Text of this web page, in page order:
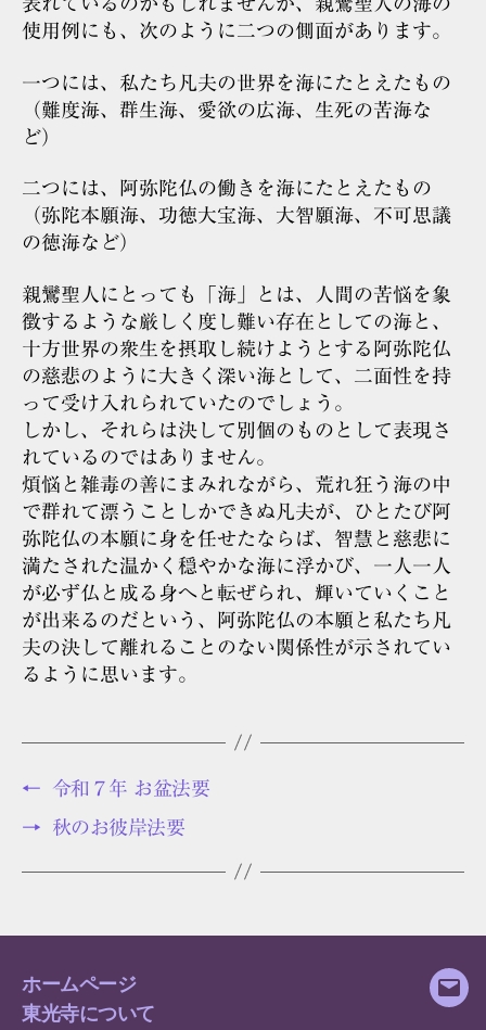
使用例にも、次のように二つの側面があります。
一つには、私たち凡夫の世界を海にたとえたもの
（難度海、群生海、愛欲の広海、生死の苦海な
ど）
二つには、阿弥陀仏の働きを海にたとえたもの
（弥陀本願海、功徳大宝海、大智願海、不可思議
の徳海など）
親鸞聖人にとっても「海」とは、人間の苦悩を象
徴するような厳しく度し難い存在としての海と、
十方世界の衆生を摂取し続けようとする阿弥陀仏
の慈悲のように大きく深い海として、二面性を持
って受け入れられていたのでしょう。
しかし、それらは決して別個のものとして表現さ
れているのではありません。
煩悩と雑毒の善にまみれながら、荒れ狂う海の中
で群れて漂うことしかできぬ凡夫が、ひとたび阿
弥陀仏の本願に身を任せたならば、智慧と慈悲に
満たされた温かく穏やかな海に浮かび、一人一人
が必ず仏と成る身へと転ぜられ、輝いていくこと
が出来るのだという、阿弥陀仏の本願と私たち凡
夫の決して離れることのない関係性が示されてい
るように思います。
←
令和７年 お盆法要
→
秋のお彼岸法要
ホームページ
東光寺について
メ